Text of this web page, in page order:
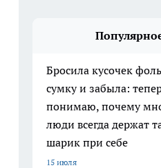
Бросила кусочек
сумку и забыла:
понимаю, почему
люди всегда держат
шарик при себе
15 июля